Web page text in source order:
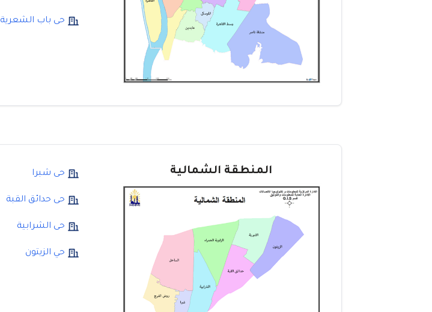
حى باب الشعرية
المنطقة الشمالية حى شبرا
حى حدائق القبة
حى الشرابية
حي الزيتون